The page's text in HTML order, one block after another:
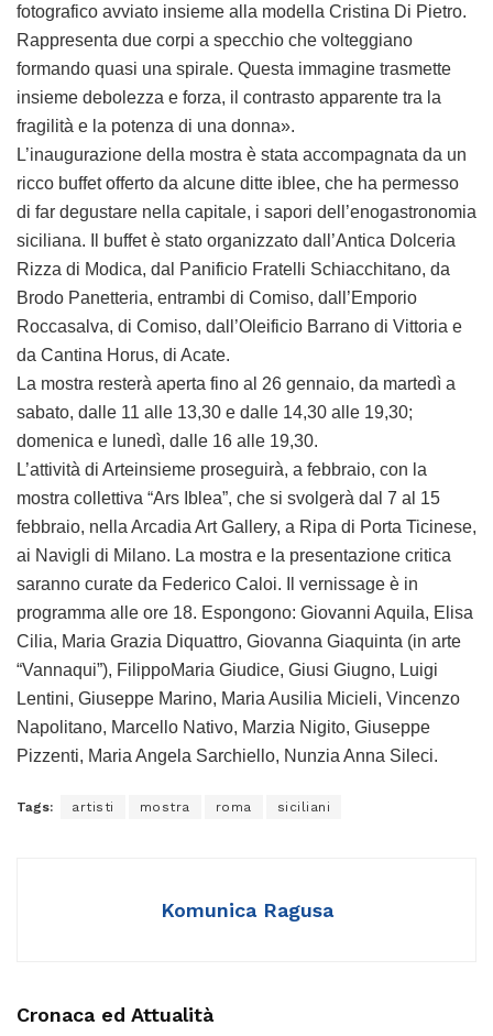
fotografico avviato insieme alla modella Cristina Di Pietro.
Rappresenta due corpi a specchio che volteggiano
formando quasi una spirale. Questa immagine trasmette
insieme debolezza e forza, il contrasto apparente tra la
fragilità e la potenza di una donna».
L’inaugurazione della mostra è stata accompagnata da un
ricco buffet offerto da alcune ditte iblee, che ha permesso
di far degustare nella capitale, i sapori dell’enogastronomia
siciliana. Il buffet è stato organizzato dall’Antica Dolceria
Rizza di Modica, dal Panificio Fratelli Schiacchitano, da
Brodo Panetteria, entrambi di Comiso, dall’Emporio
Roccasalva, di Comiso, dall’Oleificio Barrano di Vittoria e
da Cantina Horus, di Acate.
La mostra resterà aperta fino al 26 gennaio, da martedì a
sabato, dalle 11 alle 13,30 e dalle 14,30 alle 19,30;
domenica e lunedì, dalle 16 alle 19,30.
L’attività di Arteinsieme proseguirà, a febbraio, con la
mostra collettiva “Ars Iblea”, che si svolgerà dal 7 al 15
febbraio, nella Arcadia Art Gallery, a Ripa di Porta Ticinese,
ai Navigli di Milano. La mostra e la presentazione critica
saranno curate da Federico Caloi. Il vernissage è in
programma alle ore 18. Espongono: Giovanni Aquila, Elisa
Cilia, Maria Grazia Diquattro, Giovanna Giaquinta (in arte
“Vannaqui”), FilippoMaria Giudice, Giusi Giugno, Luigi
Lentini, Giuseppe Marino, Maria Ausilia Micieli, Vincenzo
Napolitano, Marcello Nativo, Marzia Nigito, Giuseppe
Pizzenti, Maria Angela Sarchiello, Nunzia Anna Sileci.
Tags: artisti mostra roma siciliani
Komunica Ragusa
Cronaca ed Attualità